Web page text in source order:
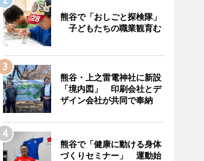
熊谷で「おしごと探検隊」
子どもたちの職業観育む
熊谷・上之雷電神社に新設
「境内図」 印刷会社とデ
ザイン会社が共同で奉納
熊谷で「健康に動ける身体
づくりセミナー」 運動始